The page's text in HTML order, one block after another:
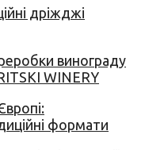
дріжджі
винограду
WINERY
формати